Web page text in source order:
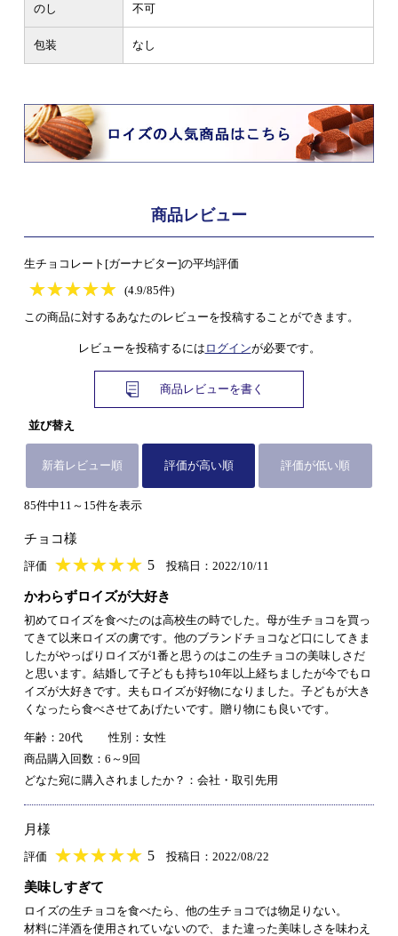
のし 不可
包装 なし
商品レビュー
生チョコレート[ガーナビター]の平均評価
★★★★★
★★★★★
(4.9/85件)
この商品に対するあなたのレビューを投稿することができます。
レビューを投稿するには ログインが必要です。
商品レビューを書く
並び替え
新着レビュー順 評価が高い順 評価が低い順
85件中11～15件を表示
チョコ様
評価 ★★★★★
★★★★★ 5 投稿日：2022/10/11
かわらずロイズが大好き
初めてロイズを食べたのは高校生の時でした。母が生チョコを買っ
てきて以来ロイズの虜です。他のブランドチョコなど口にしてきま
したがやっぱりロイズが1番と思うのはこの生チョコの美味しさだ
と思います。結婚して子どもも持ち10年以上経ちましたが今でもロ
イズが大好きです。夫もロイズが好物になりました。子どもが大き
くなったら食べさせてあげたいです。贈り物にも良いです。
年齢：20代
性別：女性
商品購入回数：6～9回
どなた宛に購入されましたか？：会社・取引先用
月様
評価 ★★★★★
★★★★★ 5 投稿日：2022/08/22
美味しすぎて
ロイズの生チョコを食べたら、他の生チョコでは物足りない。
材料に洋酒を使用されていないので、また違った美味しさを味わえ